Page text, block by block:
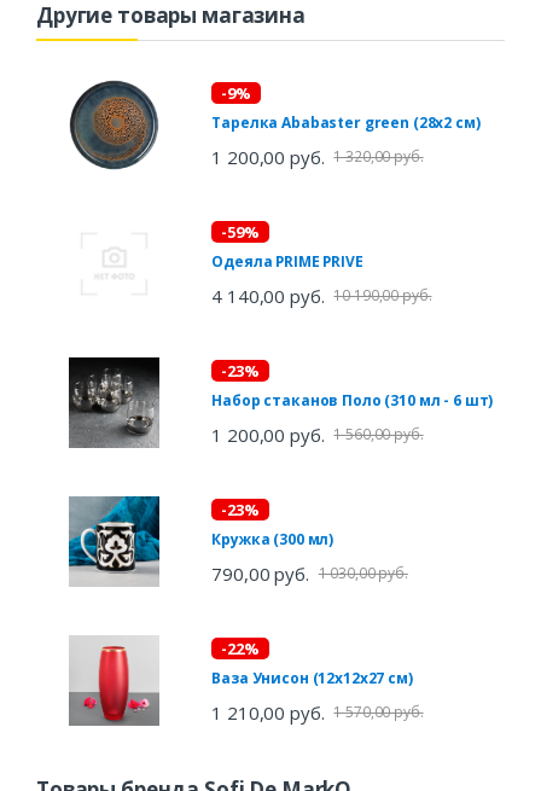
Другие товары магазина
-9%
Тарелка Ababaster green (28х2 см)
1 200,00 руб. 1 320,00 руб.
-59%
Одеяла PRIME PRIVE
4 140,00 руб. 10 190,00 руб.
-23%
Набор стаканов Поло (310 мл - 6 шт)
1 200,00 руб. 1 560,00 руб.
-23%
Кружка (300 мл)
790,00 руб. 1 030,00 руб.
-22%
Ваза Унисон (12х12х27 см)
1 210,00 руб. 1 570,00 руб.